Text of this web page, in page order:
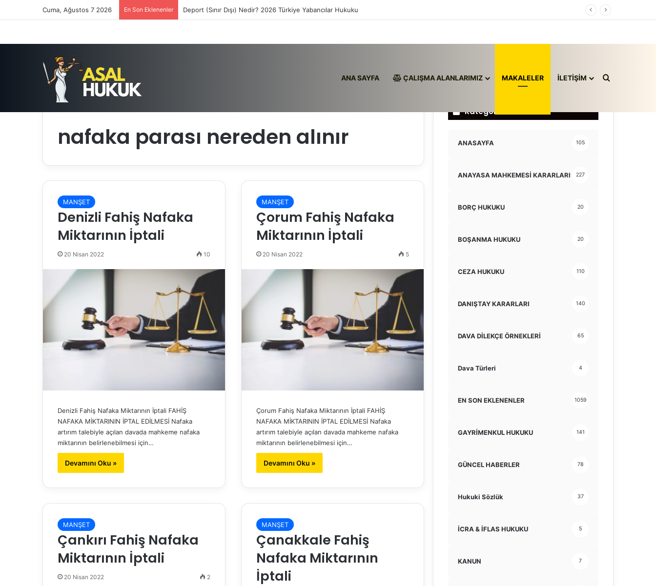
Cuma, Ağustos 7 2026 En Son Eklenenler Deport (Sınır Dışı) Nedir? 2026 Türkiye Yabancılar Hukuku
ANA SAYFA ÇALIŞMA ALANLARIMIZ MAKALELER İLETİŞİM Arama yap
nafaka parası nereden alınır
MANŞET
Denizli Fahiş Nafaka
Miktarının İptali
20 Nisan 2022 10
Denizli Fahiş Nafaka Miktarının İptali FAHİŞ
NAFAKA MİKTARININ İPTAL EDİLMESİ Nafaka
artırım talebiyle açılan davada mahkeme nafaka
miktarının belirlenebilmesi için…
Devamını Oku »
MANŞET
Çorum Fahiş Nafaka
Miktarının İptali
20 Nisan 2022 5
Çorum Fahiş Nafaka Miktarının İptali FAHİŞ
NAFAKA MİKTARININ İPTAL EDİLMESİ Nafaka
artırım talebiyle açılan davada mahkeme nafaka
miktarının belirlenebilmesi için…
Devamını Oku »
MANŞET
Çankırı Fahiş Nafaka
Miktarının İptali
20 Nisan 2022 2
MANŞET
Çanakkale Fahiş
Nafaka Miktarının
İptali
Kategoriler
ANASAYFA 105
ANAYASA MAHKEMESİ KARARLARI 227
BORÇ HUKUKU 20
BOŞANMA HUKUKU 20
CEZA HUKUKU 110
DANIŞTAY KARARLARI 140
DAVA DİLEKÇE ÖRNEKLERİ 65
Dava Türleri 4
EN SON EKLENENLER 1059
GAYRİMENKUL HUKUKU 141
GÜNCEL HABERLER 78
Hukuki Sözlük 37
İCRA & İFLAS HUKUKU 5
KANUN 7